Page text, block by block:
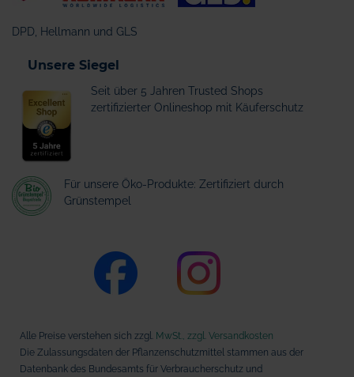
DPD, Hellmann und GLS
Unsere Siegel
Seit über 5 Jahren Trusted Shops
zertifizierter Onlineshop mit Käuferschutz
Für unsere Öko-Produkte: Zertifiziert durch
Grünstempel
Alle Preise verstehen sich zzgl. MwSt., zzgl. Versandkosten
Die Zulassungsdaten der Pflanzenschutzmittel stammen aus der
Datenbank des Bundesamts für Verbraucherschutz und